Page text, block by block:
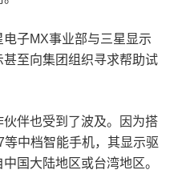
子MX事业部与三星显示
至向集团组织寻求帮助试
伴也受到了波及。因为搭
中档智能手机，其显示驱
国大陆地区或台湾地区。